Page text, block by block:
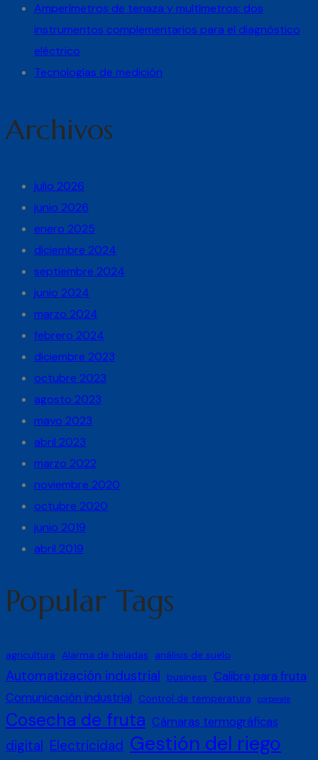
Amperímetros de tenaza y multímetros: dos
instrumentos complementarios para el diagnóstico
eléctrico
Tecnologías de medición
Archivos
julio 2026
junio 2026
enero 2025
diciembre 2024
septiembre 2024
junio 2024
marzo 2024
febrero 2024
diciembre 2023
octubre 2023
agosto 2023
mayo 2023
abril 2023
marzo 2022
noviembre 2020
octubre 2020
junio 2019
abril 2019
Popular Tags
agricultura Alarma de heladas análisis de suelo
Automatización industrial business Calibre para fruta
Comunicación industrial
Control de temperatura corporate
Cosecha de fruta Cámaras termográficas
digital Electricidad Gestión del riego